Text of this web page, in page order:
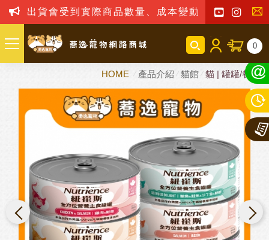
出貨會受到實際商品數量、成本變動之影響，我司保留
聯
我
們
0
HOME 產品介紹 貓館 貓 | 罐罐/餐包